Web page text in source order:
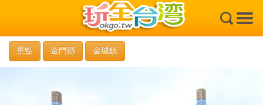
×
景點 金門縣 金城鎮